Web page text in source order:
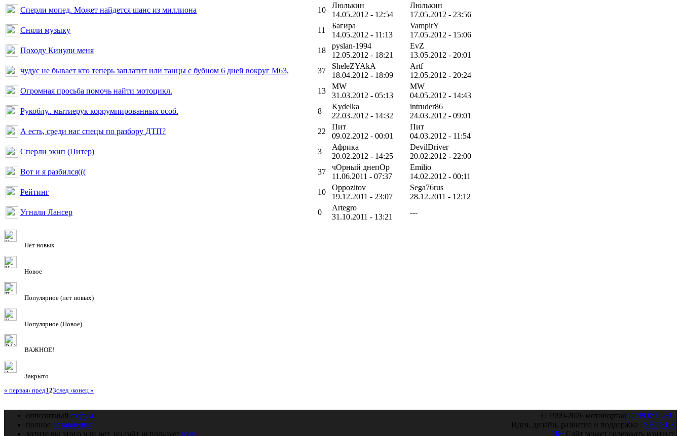
Сперли мопед. Может найдется шанс из миллиона
10
Люлькин
14.05.2012 - 12:54
Люлькин
17.05.2012 - 23:56
Сняли музыку
11
Багира
14.05.2012 - 11:13
VampirY
17.05.2012 - 15:06
Походу Кинули меня
18
pyslan-1994
12.05.2012 - 18:21
EvZ
13.05.2012 - 20:01
чудус не бывает кто теперь заплатит или танцы с бубном 6 дней вокруг М63,
37
SheleZYAkA
18.04.2012 - 18:09
Artf
12.05.2012 - 20:24
Огромная просьба помочь найти мотоцикл.
13
MW
31.03.2012 - 05:13
MW
04.05.2012 - 14:43
Рукоблу.. мытиерук коррумпированных особ.
8
Kydelka
22.03.2012 - 14:32
intruder86
24.03.2012 - 09:01
А есть, среди нас спецы по разбору ДТП?
22
Пит
09.02.2012 - 00:01
Пит
04.03.2012 - 11:54
Сперли экип (Питер)
3
Африка
20.02.2012 - 14:25
DevilDriver
20.02.2012 - 22:00
Вот и я разбился(((
37
чОрный днепОр
11.06.2011 - 07:37
Emilio
14.02.2012 - 00:11
Рейтинг
10
Oppozitov
19.12.2011 - 23:07
Sega76rus
28.12.2011 - 12:12
Угнали Лансер
0
Artegro
31.10.2011 - 13:21
---
Нет новых
Новое
Популярное (нет новых)
Популярное (Новое)
ВАЖНОЕ!
Закрыто
« первая‹ пред123след ›конец »
оппозитный форум
полное оглавление
хотите вы этого или нет, но сайт использует куки
© 1999-2026 мотопортал OPPOZIT.RU
Идея, дизайн, развитие и поддержка : SHTRLZ
16+ Сайт может содержать контент,